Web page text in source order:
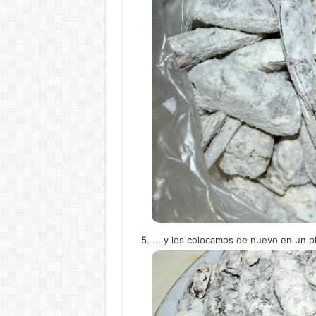
... y los colocamos de nuevo en un